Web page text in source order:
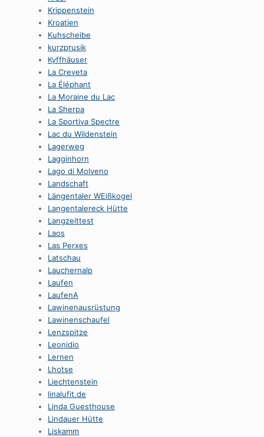
Krippenstein
Kroatien
Kuhscheibe
kurzprusik
Kyffhäuser
La Creveta
La Éléphant
La Moraine du Lac
La Sherpa
La Sportiva Spectre
Lac du Wildenstein
Lagerweg
Lagginhorn
Lago di Molveno
Landschaft
Längentaler WEißkogel
Langentalereck Hütte
Langzeittest
Laos
Las Perxes
Latschau
Lauchernalp
Laufen
LaufenA
Lawinenausrüstung
Lawinenschaufel
Lenzspitze
Leonidio
Lernen
Lhotse
Liechtenstein
linalufit.de
Linda Guesthouse
Lindauer Hütte
Liskamm